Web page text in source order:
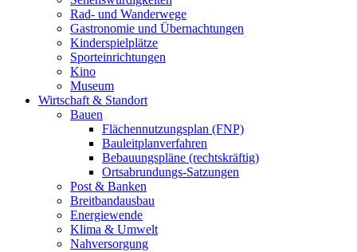
Rad- und Wanderwege
Gastronomie und Übernachtungen
Kinderspielplätze
Sporteinrichtungen
Kino
Museum
Wirtschaft & Standort
Bauen
Flächennutzungsplan (FNP)
Bauleitplanverfahren
Bebauungspläne (rechtskräftig)
Ortsabrundungs-Satzungen
Post & Banken
Breitbandausbau
Energiewende
Klima & Umwelt
Nahversorgung